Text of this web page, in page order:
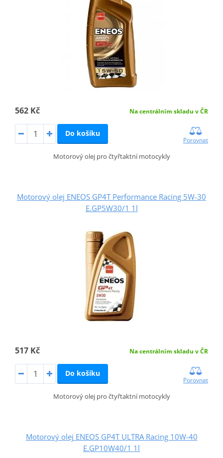
562 Kč Na centrálním skladu v ČR
Do košíku
Porovnat
Motorový olej pro čtyřtaktní motocykly
Motorový olej ENEOS GP4T Performance Racing 5W-30
E.GP5W30/1 1l
517 Kč Na centrálním skladu v ČR
Do košíku
Porovnat
Motorový olej pro čtyřtaktní motocykly
Motorový olej ENEOS GP4T ULTRA Racing 10W-40
E.GP10W40/1 1l